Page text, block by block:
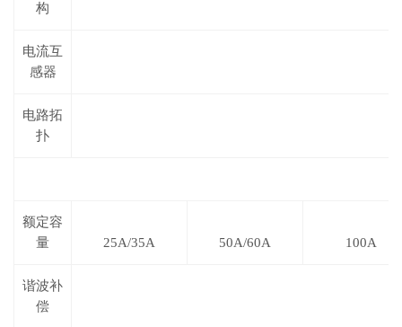
构
电流互
感器
电路拓
扑
额定容
量
25A/35A 50A/60A 100A
谐波补
偿